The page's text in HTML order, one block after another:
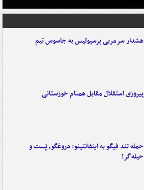
هشدار سرمربی پرسپولیس به جاسوس تیم
پیروزی استقلال مقابل همنام خوزستانی
حمله تند فیگو به اینفانتینو: دروغگو، پَست‌ و
حیله‌گر!